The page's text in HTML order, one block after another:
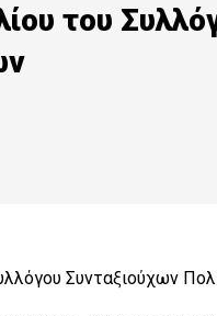
του
Συνταξιούχων